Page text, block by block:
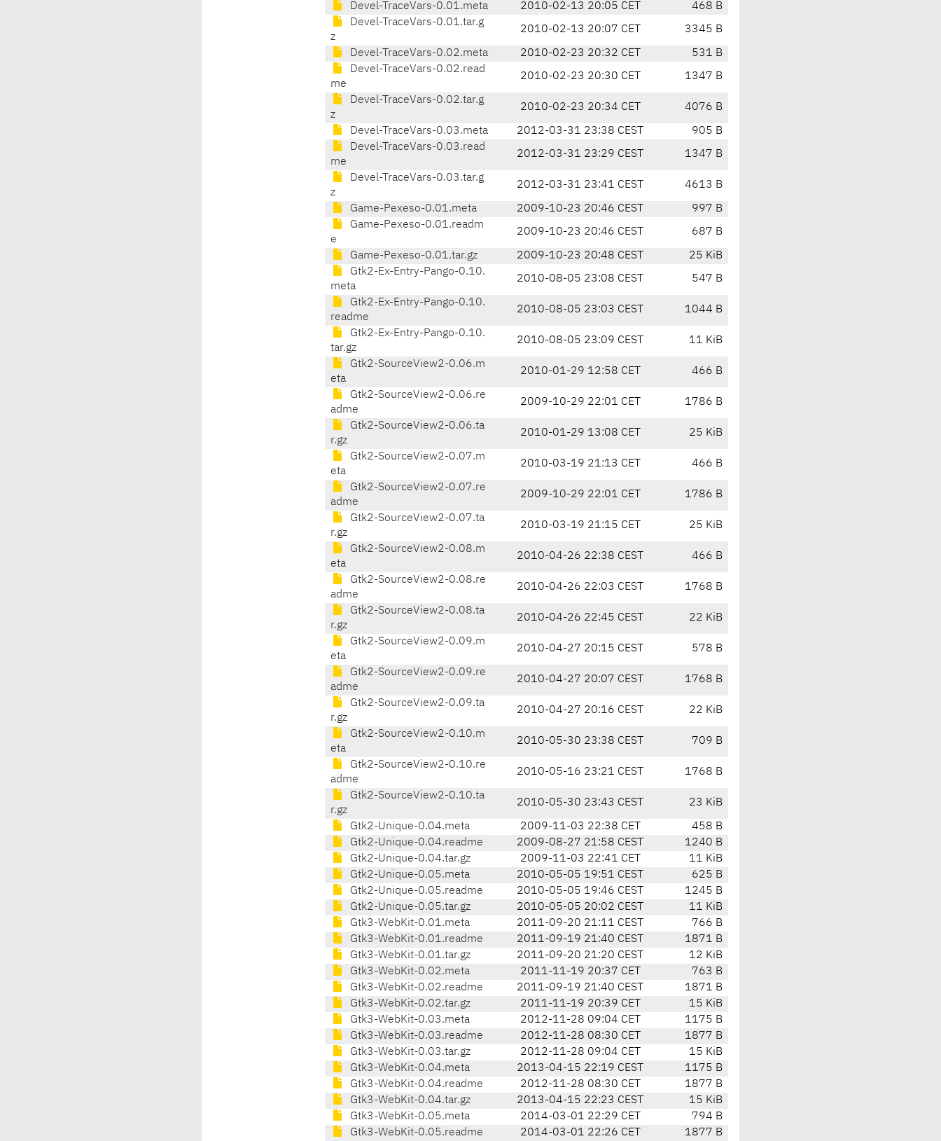
Devel-TraceVars-0.01.meta
2010-02-13 20:05 CET
468 B
Devel-TraceVars-0.01.tar.g
z
2010-02-13 20:07 CET 3345 B
Devel-TraceVars-0.02.meta 2010-02-23 20:32 CET
531 B
Devel-TraceVars-0.02.read
me
2010-02-23 20:30 CET 1347 B
Devel-TraceVars-0.02.tar.g
z
2010-02-23 20:34 CET 4076 B
Devel-TraceVars-0.03.meta 2012-03-31 23:38 CEST
905 B
Devel-TraceVars-0.03.read
me
2012-03-31 23:29 CEST 1347 B
Devel-TraceVars-0.03.tar.g
z
2012-03-31 23:41 CEST 4613 B
Game-Pexeso-0.01.meta 2009-10-23 20:46 CEST
997 B
Game-Pexeso-0.01.readm
e
2009-10-23 20:46 CEST 687 B
Game-Pexeso-0.01.tar.gz 2009-10-23 20:48 CEST
25 KiB
Gtk2-Ex-Entry-Pango-0.10.
meta
2010-08-05 23:08 CEST 547 B
Gtk2-Ex-Entry-Pango-0.10.
readme
2010-08-05 23:03 CEST 1044 B
Gtk2-Ex-Entry-Pango-0.10.
tar.gz
2010-08-05 23:09 CEST 11 KiB
Gtk2-SourceView2-0.06.m
eta
2010-01-29 12:58 CET 466 B
Gtk2-SourceView2-0.06.re
adme
2009-10-29 22:01 CET 1786 B
Gtk2-SourceView2-0.06.ta
r.gz
2010-01-29 13:08 CET 25 KiB
Gtk2-SourceView2-0.07.m
eta
2010-03-19 21:13 CET 466 B
Gtk2-SourceView2-0.07.re
adme
2009-10-29 22:01 CET 1786 B
Gtk2-SourceView2-0.07.ta
r.gz
2010-03-19 21:15 CET 25 KiB
Gtk2-SourceView2-0.08.m
eta
2010-04-26 22:38 CEST 466 B
Gtk2-SourceView2-0.08.re
adme
2010-04-26 22:03 CEST 1768 B
Gtk2-SourceView2-0.08.ta
r.gz
2010-04-26 22:45 CEST 22 KiB
Gtk2-SourceView2-0.09.m
eta
2010-04-27 20:15 CEST 578 B
Gtk2-SourceView2-0.09.re
adme
2010-04-27 20:07 CEST 1768 B
Gtk2-SourceView2-0.09.ta
r.gz
2010-04-27 20:16 CEST 22 KiB
Gtk2-SourceView2-0.10.m
eta
2010-05-30 23:38 CEST 709 B
Gtk2-SourceView2-0.10.re
adme
2010-05-16 23:21 CEST 1768 B
Gtk2-SourceView2-0.10.ta
r.gz
2010-05-30 23:43 CEST 23 KiB
Gtk2-Unique-0.04.meta 2009-11-03 22:38 CET
458 B
Gtk2-Unique-0.04.readme
2009-08-27 21:58 CEST
1240 B
Gtk2-Unique-0.04.tar.gz
2009-11-03 22:41 CET
11 KiB
Gtk2-Unique-0.05.meta
2010-05-05 19:51 CEST
625 B
Gtk2-Unique-0.05.readme
2010-05-05 19:46 CEST
1245 B
Gtk2-Unique-0.05.tar.gz
2010-05-05 20:02 CEST
11 KiB
Gtk3-WebKit-0.01.meta
2011-09-20 21:11 CEST
766 B
Gtk3-WebKit-0.01.readme
2011-09-19 21:40 CEST
1871 B
Gtk3-WebKit-0.01.tar.gz
2011-09-20 21:20 CEST
12 KiB
Gtk3-WebKit-0.02.meta
2011-11-19 20:37 CET
763 B
Gtk3-WebKit-0.02.readme
2011-09-19 21:40 CEST
1871 B
Gtk3-WebKit-0.02.tar.gz
2011-11-19 20:39 CET
15 KiB
Gtk3-WebKit-0.03.meta
2012-11-28 09:04 CET
1175 B
Gtk3-WebKit-0.03.readme
2012-11-28 08:30 CET
1877 B
Gtk3-WebKit-0.03.tar.gz
2012-11-28 09:04 CET
15 KiB
Gtk3-WebKit-0.04.meta
2013-04-15 22:19 CEST
1175 B
Gtk3-WebKit-0.04.readme
2012-11-28 08:30 CET
1877 B
Gtk3-WebKit-0.04.tar.gz
2013-04-15 22:23 CEST
15 KiB
Gtk3-WebKit-0.05.meta
2014-03-01 22:29 CET
794 B
Gtk3-WebKit-0.05.readme
2014-03-01 22:26 CET 1877 B